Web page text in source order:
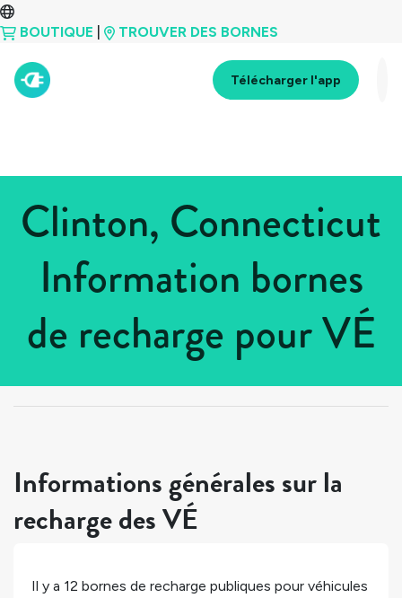
BOUTIQUE TROUVER DES BORNES
Télécharger l'app
Clinton, Connecticut
Information bornes
de recharge pour VÉ
États-Unis > Connecticut
Informations générales sur la
recharge des VÉ
Il y a 12 bornes de recharge publiques pour véhicules